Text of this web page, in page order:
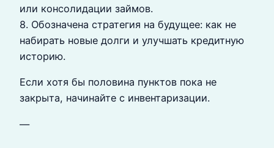
или консолидации займов.
8. Обозначена стратегия на будущее: как не
набирать новые долги и улучшать кредитную
историю.
Если хотя бы половина пунктов пока не
закрыта, начинайте с инвентаризации.
—